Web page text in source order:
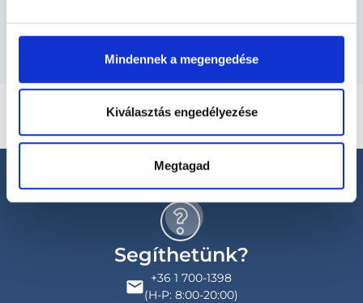
Mindennek a megengedése
Kiválasztás engedélyezése
Megtagad
Segíthetünk?
+36 1 700-1398
(H-P: 8:00-20:00)